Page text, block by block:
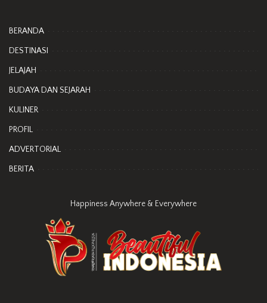
BERANDA
DESTINASI
JELAJAH
BUDAYA DAN SEJARAH
KULINER
PROFIL
ADVERTORIAL
BERITA
Happiness Anywhere & Everywhere